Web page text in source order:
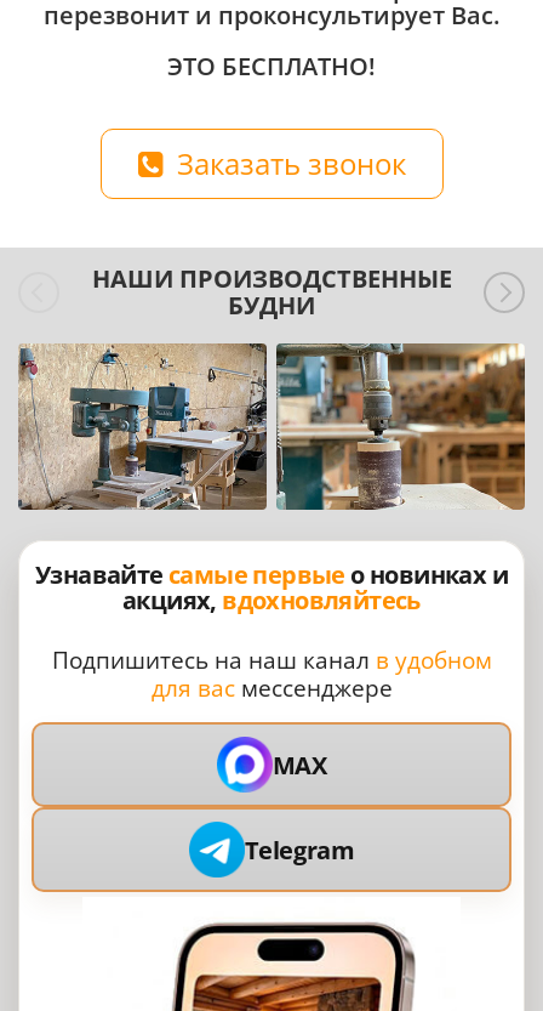
перезвонит и проконсультирует Вас.
ЭТО БЕСПЛАТНО!
Заказать звонок
НАШИ ПРОИЗВОДСТВЕННЫЕ
БУДНИ
Узнавайте самые первые о новинках и
акциях, вдохновляйтесь
Подпишитесь на наш канал в удобном
для васмессенджере
MAX
Telegram